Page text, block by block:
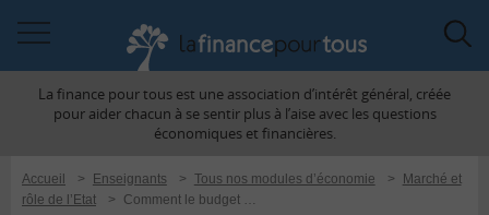
àLa finance pour tous est une association d’intérêt général, créée
pour aider chacun à se sentir plus à l’aise avec les questions
économiques et financières.
Accueil > Enseignants > Tous nos modules d’économie >
Marché et
rôle de l’Etat
> Comment le budget de l’État permet-il d’agir sur l’économie ?